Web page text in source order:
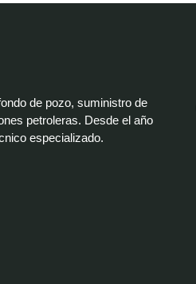
de pozo, suministro de
petroleras. Desde el año
especializado.